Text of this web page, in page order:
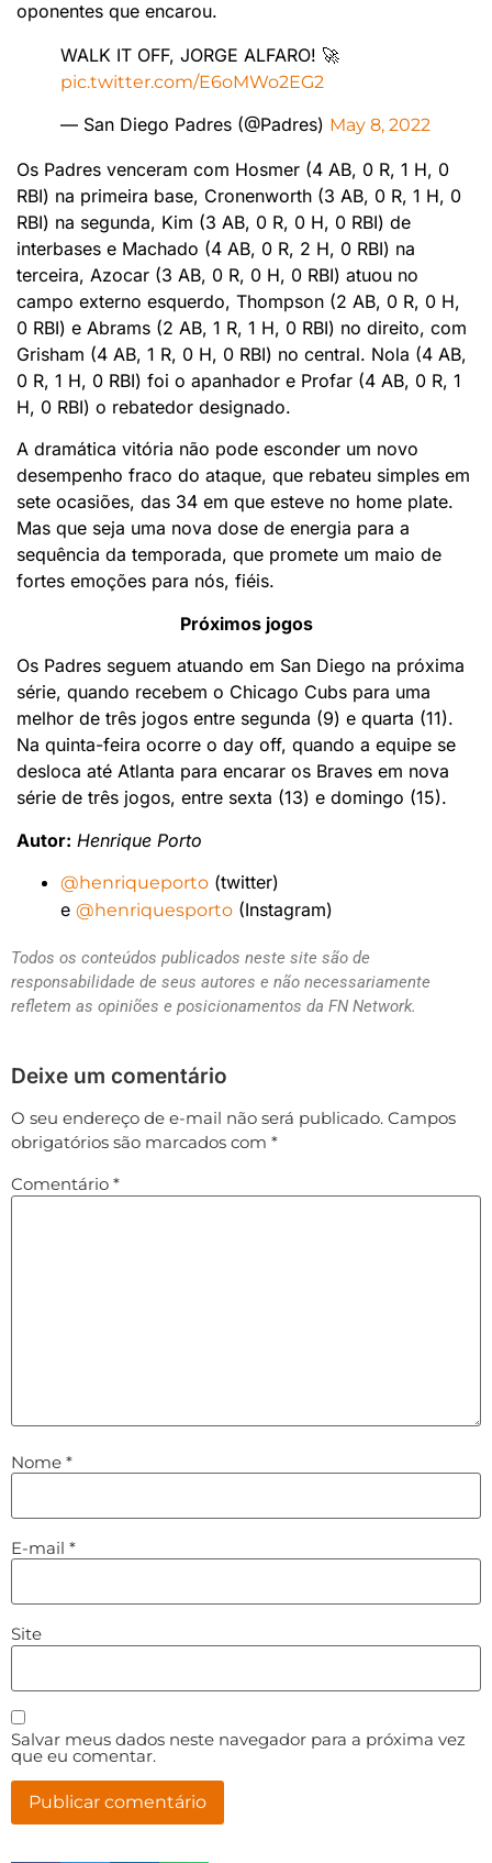
oponentes que encarou.
WALK IT OFF, JORGE ALFARO! 🚀
pic.twitter.com/E6oMWo2EG2
— San Diego Padres (@Padres) May 8, 2022
Os Padres venceram com Hosmer (4 AB, 0 R, 1 H, 0
RBI) na primeira base, Cronenworth (3 AB, 0 R, 1 H, 0
RBI) na segunda, Kim (3 AB, 0 R, 0 H, 0 RBI) de
interbases e Machado (4 AB, 0 R, 2 H, 0 RBI) na
terceira, Azocar (3 AB, 0 R, 0 H, 0 RBI) atuou no
campo externo esquerdo, Thompson (2 AB, 0 R, 0 H,
0 RBI) e Abrams (2 AB, 1 R, 1 H, 0 RBI) no direito, com
Grisham (4 AB, 1 R, 0 H, 0 RBI) no central. Nola (4 AB,
0 R, 1 H, 0 RBI) foi o apanhador e Profar (4 AB, 0 R, 1
H, 0 RBI) o rebatedor designado.
A dramática vitória não pode esconder um novo
desempenho fraco do ataque, que rebateu simples em
sete ocasiões, das 34 em que esteve no home plate.
Mas que seja uma nova dose de energia para a
sequência da temporada, que promete um maio de
fortes emoções para nós, fiéis.
Próximos jogos
Os Padres seguem atuando em San Diego na próxima
série, quando recebem o Chicago Cubs para uma
melhor de três jogos entre segunda (9) e quarta (11).
Na quinta-feira ocorre o day off, quando a equipe se
desloca até Atlanta para encarar os Braves em nova
série de três jogos, entre sexta (13) e domingo (15).
Autor: Henrique Porto
@henriqueporto (twitter)
e @henriquesporto (Instagram)
Todos os conteúdos publicados neste site são de
responsabilidade de seus autores e não necessariamente
refletem as opiniões e posicionamentos da FN Network.
Deixe um comentário
O seu endereço de e-mail não será publicado. Campos
obrigatórios são marcados com *
Comentário *
Nome *
E-mail *
Site
Salvar meus dados neste navegador para a próxima vez
que eu comentar.